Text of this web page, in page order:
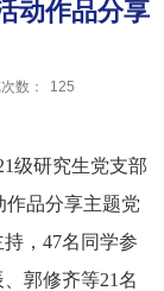
动作品分享
数： 125
级研究生党支部
作品分享主题党
，47名同学参
郭修齐等21名